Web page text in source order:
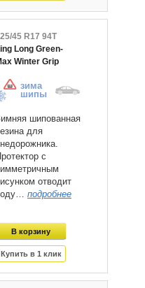
45 R17 94T
Long Green-
Winter Grip
зима
шипы
шипованная
для
с
отводит
подробнее